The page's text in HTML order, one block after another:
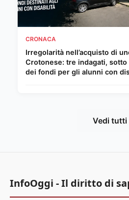
CRONACA
Irregolarità nell’acquisto di
Crotonese: tre indagati, sotto
dei fondi per gli alunni con
Vedi tutti
InfoOggi - Il diritto di